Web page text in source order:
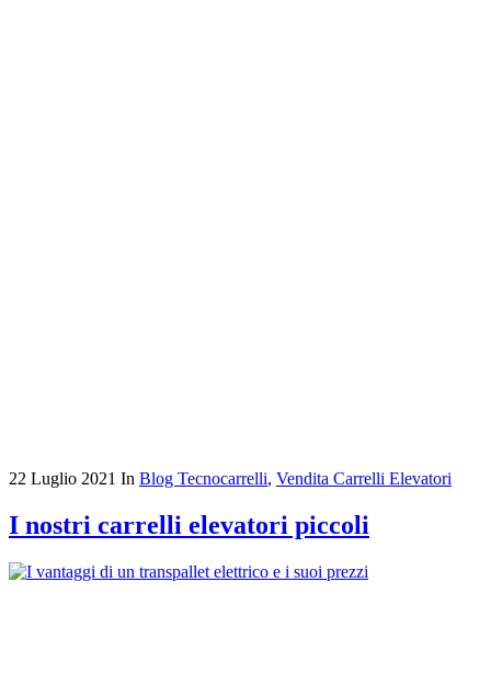
22 Luglio 2021 In Blog Tecnocarrelli, Vendita Carrelli Elevatori
I nostri carrelli elevatori piccoli